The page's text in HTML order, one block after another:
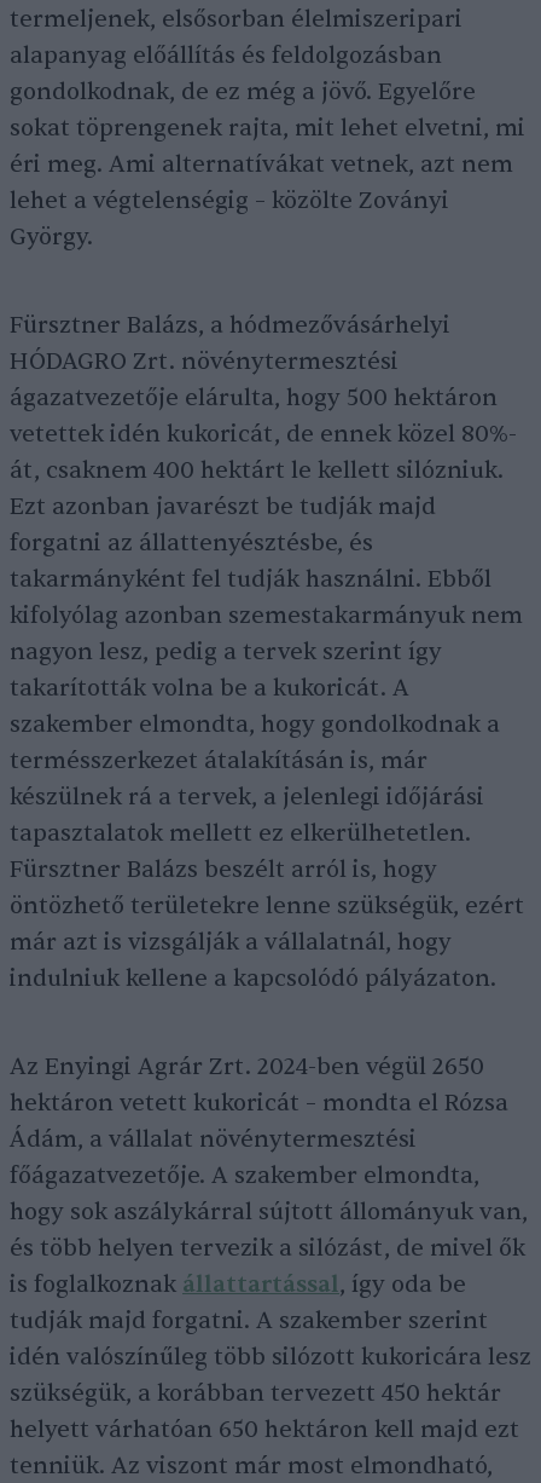
termeljenek, elsősorban élelmiszeripari
alapanyag előállítás és feldolgozásban
gondolkodnak, de ez még a jövő. Egyelőre
sokat töprengenek rajta, mit lehet elvetni, mi
éri meg. Ami alternatívákat vetnek, azt nem
lehet a végtelenségig – közölte Zoványi
György.
Fürsztner Balázs, a hódmezővásárhelyi
HÓDAGRO Zrt. növénytermesztési
ágazatvezetője elárulta, hogy 500 hektáron
vetettek idén kukoricát, de ennek közel 80%-
át, csaknem 400 hektárt le kellett silózniuk.
Ezt azonban javarészt be tudják majd
forgatni az állattenyésztésbe, és
takarmányként fel tudják használni. Ebből
kifolyólag azonban szemestakarmányuk nem
nagyon lesz, pedig a tervek szerint így
takarították volna be a kukoricát. A
szakember elmondta, hogy gondolkodnak a
termésszerkezet átalakításán is, már
készülnek rá a tervek, a jelenlegi időjárási
tapasztalatok mellett ez elkerülhetetlen.
Fürsztner Balázs beszélt arról is, hogy
öntözhető területekre lenne szükségük, ezért
már azt is vizsgálják a vállalatnál, hogy
indulniuk kellene a kapcsolódó pályázaton.
Az Enyingi Agrár Zrt. 2024-ben végül 2650
hektáron vetett kukoricát – mondta el Rózsa
Ádám, a vállalat növénytermesztési
főágazatvezetője. A szakember elmondta,
hogy sok aszálykárral sújtott állományuk van,
és több helyen tervezik a silózást, de mivel ők
is foglalkoznak állattartással, így oda be
tudják majd forgatni. A szakember szerint
idén valószínűleg több silózott kukoricára lesz
szükségük, a korábban tervezett 450 hektár
helyett várhatóan 650 hektáron kell majd ezt
tenniük. Az viszont már most elmondható,